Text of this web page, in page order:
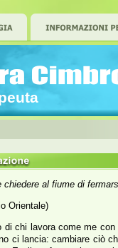
chiedere al fiume di
Orientale)
di chi lavora come me
ci lancia: cambiare ciò